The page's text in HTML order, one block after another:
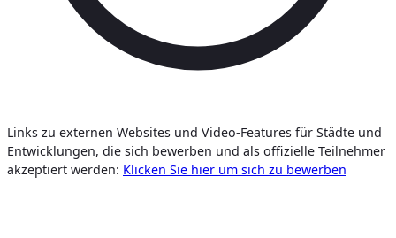
Links zu externen Websites und Video-Features für Städte und
Entwicklungen, die sich bewerben und als offizielle Teilnehmer
akzeptiert werden: Klicken Sie hier um sich zu bewerben